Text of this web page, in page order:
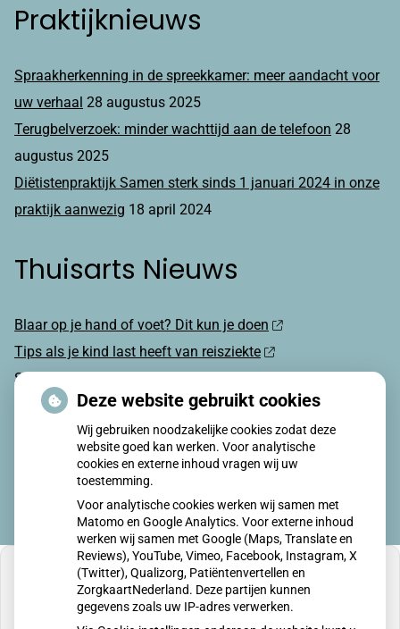
Praktijknieuws
Spraakherkenning in de spreekkamer: meer aandacht voor
uw verhaal 28 augustus 2025
Terugbelverzoek: minder wachttijd aan de telefoon 28
augustus 2025
Diëtistenpraktijk Samen sterk sinds 1 januari 2024 in onze
praktijk aanwezig 18 april 2024
Thuisarts Nieuws
Blaar op je hand of voet? Dit kun je doen
Tips als je kind last heeft van reisziekte
Sterke zon op je huid: let op
Denk je na over een borstvergroting?
Twijfel over gender? Hier vind je hulp
U heeft geen toestemming gegeven voor
Deze website gebruikt cookies
Wij gebruiken noodzakelijke cookies zodat deze
website goed kan werken. Voor analytische
cookies en externe inhoud vragen wij uw
toestemming.
Voor analytische cookies werken wij samen met
Matomo en Google Analytics. Voor externe inhoud
werken wij samen met Google (Maps, Translate en
Reviews), YouTube, Vimeo, Facebook, Instagram, X
(Twitter), Qualizorg, Patiëntenvertellen en
ZorgkaartNederland. Deze partijen kunnen
gegevens zoals uw IP-adres verwerken.